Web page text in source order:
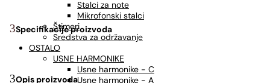
Stalci za note
Mikrofonski stalci
Štimeri
Sredstva za održavanje
OSTALO
USNE HARMONIKE
Usne harmonike - C
Usne harmonike - A
Specifikacije proizvoda
Opis proizvoda